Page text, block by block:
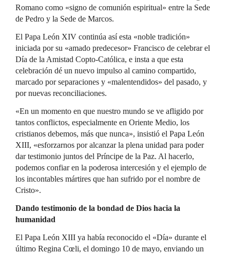
Romano como «signo de comunión espiritual» entre la Sede
de Pedro y la Sede de Marcos.
El Papa León XIV continúa así esta «noble tradición»
iniciada por su «amado predecesor» Francisco de celebrar el
Día de la Amistad Copto-Católica, e insta a que esta
celebración dé un nuevo impulso al camino compartido,
marcado por separaciones y «malentendidos» del pasado, y
por nuevas reconciliaciones.
«En un momento en que nuestro mundo se ve afligido por
tantos conflictos, especialmente en Oriente Medio, los
cristianos debemos, más que nunca», insistió el Papa León
XIII, «esforzarnos por alcanzar la plena unidad para poder
dar testimonio juntos del Príncipe de la Paz. Al hacerlo,
podemos confiar en la poderosa intercesión y el ejemplo de
los incontables mártires que han sufrido por el nombre de
Cristo».
Dando testimonio de la bondad de Dios hacia la
humanidad
El Papa León XIII ya había reconocido el «Día» durante el
último Regina Cœli, el domingo 10 de mayo, enviando un